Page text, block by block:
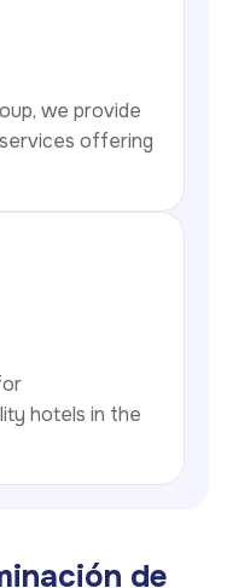
we provide
offering
hotels in the
de